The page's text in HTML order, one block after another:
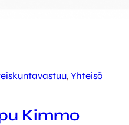
, Yhteisö
Kimmo